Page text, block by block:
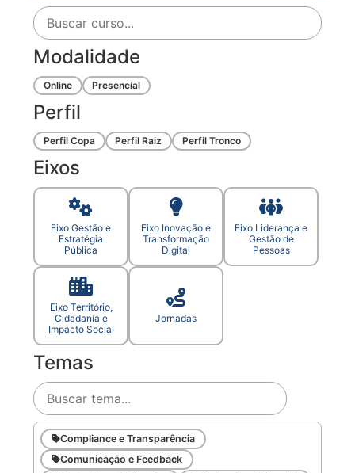
Modalidade
Online Presencial
Perfil
Perfil Copa Perfil Raiz Perfil Tronco
Eixos
Eixo Gestão e
Estratégia
Pública
Eixo Inovação e
Transformação
Digital
Eixo Liderança e
Gestão de
Pessoas
Eixo Território,
Cidadania e
Impacto Social
Jornadas
Temas
Compliance e Transparência
Comunicação e Feedback